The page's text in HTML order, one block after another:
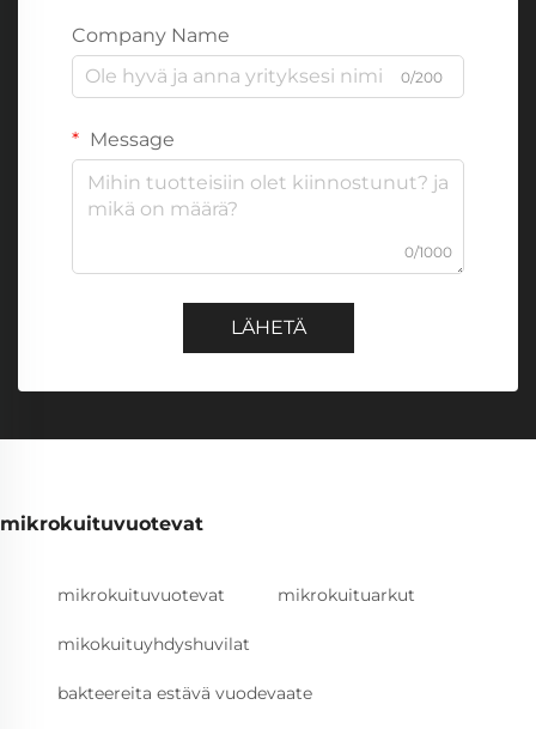
Company Name
0/200
Message
0/1000
LÄHETÄ
mikrokuituvuotevat
mikrokuituvuotevat mikrokuituarkut
mikokuituyhdyshuvilat
bakteereita estävä vuodevaate